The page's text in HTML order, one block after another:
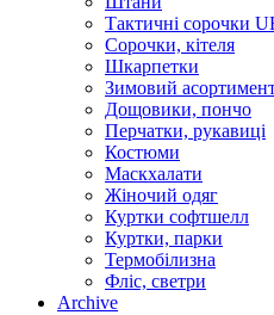
Тактичні сорочки
Cорочки, кітеля
Шкарпетки
Зимовий
Дощовики, пончо
Перчатки, рукавиці
Костюми
Маскхалати
Жіночий одяг
Куртки софтшелл
Куртки, парки
Термобілизна
Фліс, светри
Archive